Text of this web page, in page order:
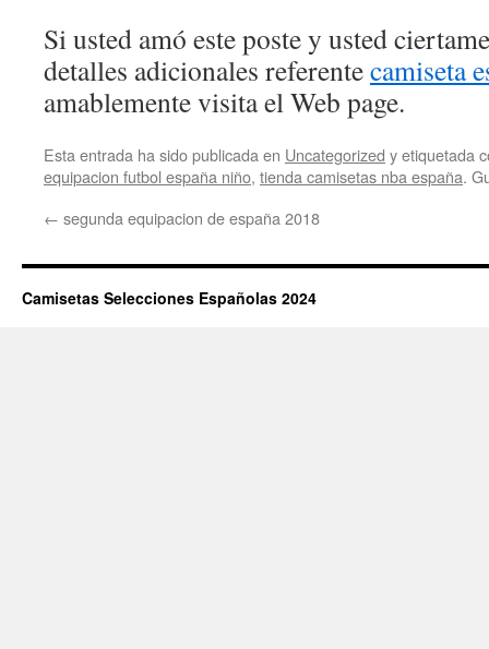
Si usted amó este poste y usted
detalles adicionales referentecamiseta
amablemente visita el Web page.
Esta entrada ha sido publicada en Uncategorized y etiquetada
equipacion futbol españa niño, tienda camisetas nba españa.
← segunda equipacion de españa 2018
Camisetas Selecciones Españolas 2024